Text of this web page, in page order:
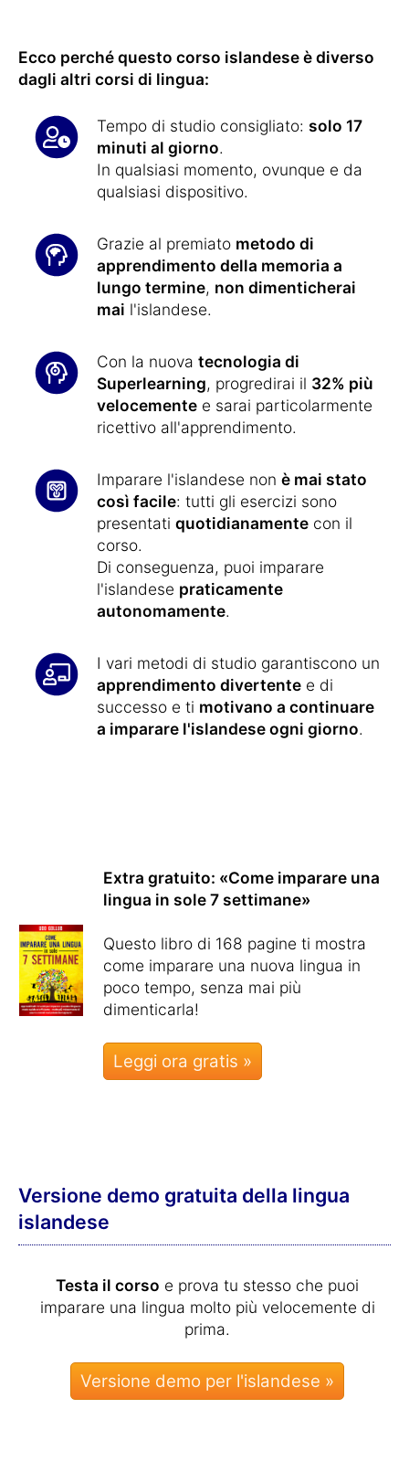
Ecco perché questo corso islandese è diverso
dagli altri corsi di lingua:
Tempo di studio consigliato: solo 17
minuti al giorno.
In qualsiasi momento, ovunque e da
qualsiasi dispositivo.
Grazie al premiato metodo di
apprendimento della memoria a
lungo termine, non dimenticherai
mai l'islandese.
Con la nuova tecnologia di
Superlearning, progredirai il 32% più
velocemente e sarai particolarmente
ricettivo all'apprendimento.
Imparare l'islandese non è mai stato
così facile: tutti gli esercizi sono
presentati quotidianamente con il
corso.
Di conseguenza, puoi imparare
l'islandese praticamente
autonomamente.
I vari metodi di studio garantiscono un
apprendimento divertente e di
successo e ti motivano a continuare
a imparare l'islandese ogni giorno.
Extra gratuito: «Come imparare una
lingua in sole 7 settimane»
Questo libro di 168 pagine ti mostra
come imparare una nuova lingua in
poco tempo, senza mai più
dimenticarla!
Leggi ora gratis »
Versione demo gratuita della lingua
islandese
Testa il corso e prova tu stesso che puoi
imparare una lingua molto più velocemente di
prima.